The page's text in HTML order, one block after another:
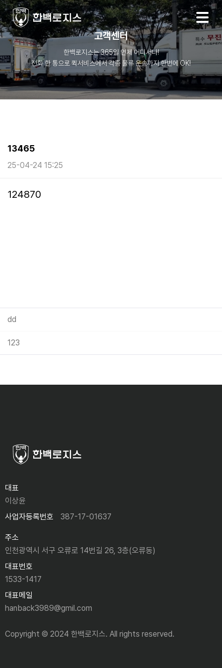
고객센터
한백로지스는 365일 언제 어디서나!
전화 한 통으로 퀵서비스에서 각종 물류 운송까지 한번에 OK!
13465
25-04-24 15:25
본문
124870
dd
123
대표
이상윤
사업자등록번호
387-17-01637
주소
인천광역시 서구 오류로 14번길 26, 3층(오류동)
대표번호
1533-1417
대표메일
hanback3989@gmil.com
Copyright © 2024 한백로지스. All rights reserved.